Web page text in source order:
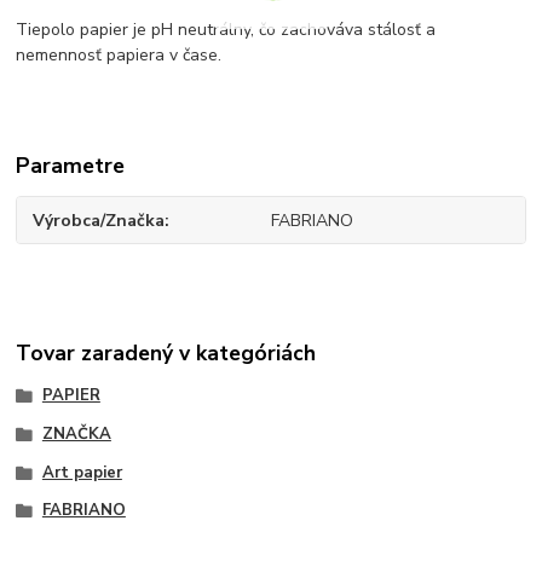
Tiepolo papier je pH neutrálny, čo zachováva stálosť a
nemennosť papiera v čase.
Parametre
Výrobca/Značka FABRIANO
Tovar zaradený v kategóriách
PAPIER
ZNAČKA
Art papier
FABRIANO